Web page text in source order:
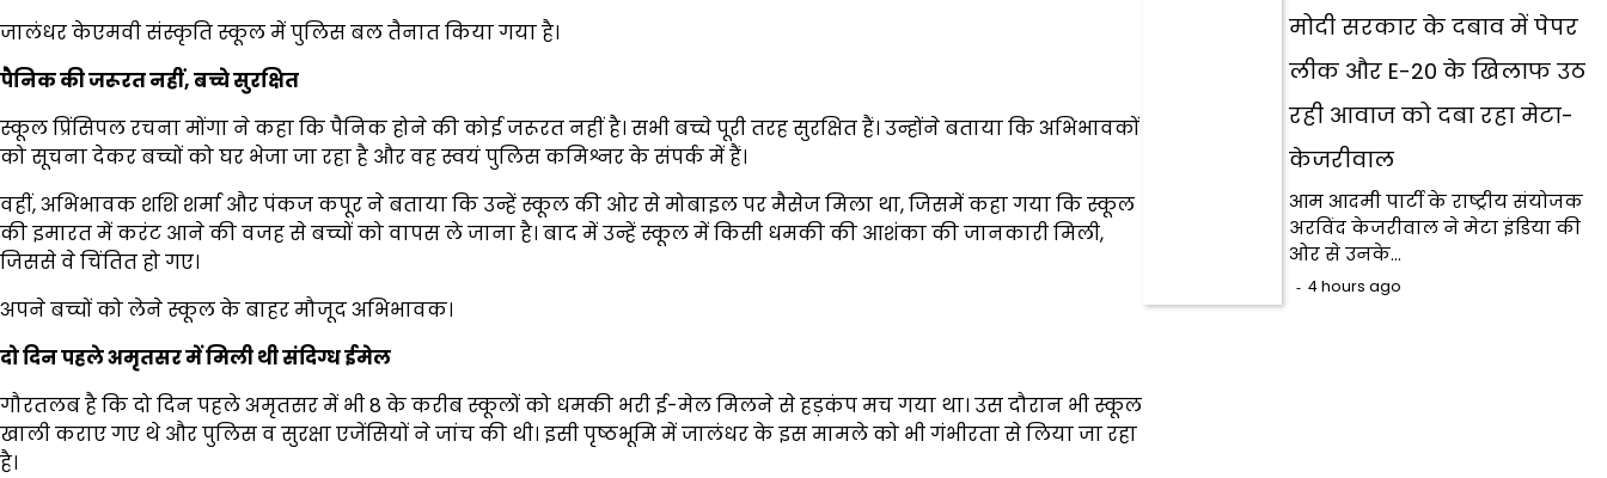
जालंधर केएमवी संस्कृति स्कूल में पुलिस बल तैनात किया गया है।
पैनिक की जरूरत नहीं, बच्चे सुरक्षित
स्कूल प्रिंसिपल रचना मोंगा ने कहा कि पैनिक होने की कोई जरूरत नहीं है। सभी बच्चे पूरी तरह सुरक्षित हैं। उन्होंने बताया कि अभिभावकों
को सूचना देकर बच्चों को घर भेजा जा रहा है और वह स्वयं पुलिस कमिश्नर के संपर्क में हैं।
वहीं, अभिभावक शशि शर्मा और पंकज कपूर ने बताया कि उन्हें स्कूल की ओर से मोबाइल पर मैसेज मिला था, जिसमें कहा गया कि स्कूल
की इमारत में करंट आने की वजह से बच्चों को वापस ले जाना है। बाद में उन्हें स्कूल में किसी धमकी की आशंका की जानकारी मिली,
जिससे वे चिंतित हो गए।
अपने बच्चों को लेने स्कूल के बाहर मौजूद अभिभावक।
दो दिन पहले अमृतसर में मिली थी संदिग्ध ईमेल
गौरतलब है कि दो दिन पहले अमृतसर में भी 8 के करीब स्कूलों को धमकी भरी ई-मेल मिलने से हड़कंप मच गया था। उस दौरान भी स्कूल
खाली कराए गए थे और पुलिस व सुरक्षा एजेंसियों ने जांच की थी। इसी पृष्ठभूमि में जालंधर के इस मामले को भी गंभीरता से लिया जा रहा
है।
मोदी सरकार के दबाव में पेपर
लीक और E-20 के खिलाफ उठ
रही आवाज को दबा रहा मेटा-
केजरीवाल
आम आदमी पार्टी के राष्ट्रीय संयोजक
अरविंद केजरीवाल ने मेटा इंडिया की
ओर से उनके…
4 hours ago